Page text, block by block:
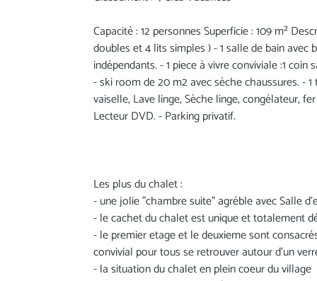
Capacité : 12 personnes Superficie : 109 m²
doubles et 4 lits simples ) - 1 salle de bain
indépendants. - 1 piece à vivre conviviale :1
- ski room de 20 m2 avec sèche chaussures. -
vaiselle, Lave linge, Sèche linge, congélateur,
Lecteur DVD. - Parking privatif.
Les plus du chalet :
- une jolie "chambre suite" agréble avec Salle
- le cachet du chalet est unique et totalement
- le premier etage et le deuxieme sont
convivial pour tous se retrouver autour d'un
- la situation du chalet en plein coeur du village